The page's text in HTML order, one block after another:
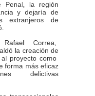
Penal, la región
y dejaría de
extranjeros de
Correa,
la creación de
proyecto como
forma más eficaz
delictivas